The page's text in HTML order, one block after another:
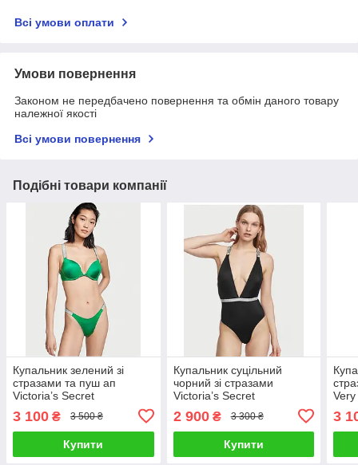
Всі умови оплати
Умови повернення
Законом не передбачено повернення та обмін даного товару
належної якості
Всі умови повернення
Подібні товари компанії
Купальник зелений зі
стразами та пуш ап
Victoria’s Secret
3 100 ₴ 3 500 ₴
Купити
Купальник суцільний
чорний зі стразами
Victoria’s Secret
2 900₴ 3 300 ₴
Купити
3